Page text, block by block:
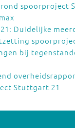
spoorproject
Duidelijke
bij
Stuttgart 21